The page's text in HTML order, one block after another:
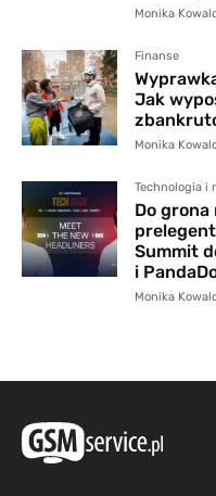
Monika
Finanse
Jak
Monika
Technologia i
Do
Summit
i
Monika